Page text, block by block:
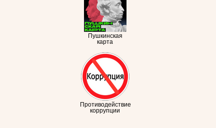
Пушкинская
карта
Противодействие
коррупции